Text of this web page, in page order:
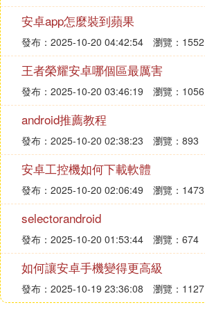
安卓app怎麼裝到蘋果
發布：2025-10-20 04:42:54 瀏覽：1552
王者榮耀安卓哪個區最厲害
發布：2025-10-20 03:46:19 瀏覽：1056
android推薦教程
發布：2025-10-20 02:38:23 瀏覽：893
安卓工控機如何下載軟體
發布：2025-10-20 02:06:49 瀏覽：1473
selectorandroid
發布：2025-10-20 01:53:44 瀏覽：674
如何讓安卓手機變得更高級
發布：2025-10-19 23:36:08 瀏覽：1127